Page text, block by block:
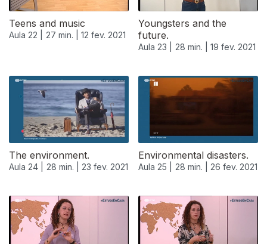
Teens and music
Aula 22 | 27 min. | 12 fev. 2021
Youngsters and the
future.
Aula 23 | 28 min. | 19 fev. 2021
The environment.
Aula 24 | 28 min. | 23 fev. 2021
Environmental disasters.
Aula 25 | 28 min. | 26 fev. 2021